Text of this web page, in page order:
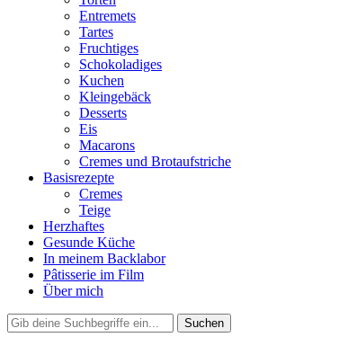
Entremets
Tartes
Fruchtiges
Schokoladiges
Kuchen
Kleingebäck
Desserts
Eis
Macarons
Cremes und Brotaufstriche
Basisrezepte
Cremes
Teige
Herzhaftes
Gesunde Küche
In meinem Backlabor
Pâtisserie im Film
Über mich